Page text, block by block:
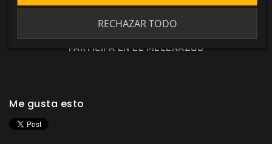
¿Quieres saber más? Sella el pacto y únete al
Aquelarre: Malefica Trinitas
PARTICIPA EN EL MECENAZGO
Me gusta esto
RECHAZAR TODO